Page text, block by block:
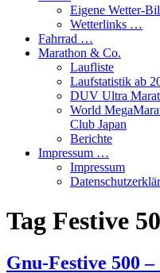
Eigene Wetter-
Wetterlinks …
Fahrrad …
Marathon & Co.
Laufliste
Laufstatistik ab
DUV Ultra
World
Club Japan
Berichte
Impressum …
Impressum
Tag Festive
Gnu-Festive 500 –